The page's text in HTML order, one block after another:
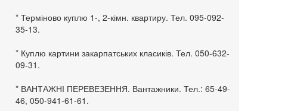
* Терміново куплю 1-, 2-кімн. квартиру. Тел. 095-092-
35-13.
* Куплю картини закарпатських класиків. Тел. 050-632-
09-31.
* ВАНТАЖНІ ПЕРЕВЕЗЕННЯ. Вантажники. Тел.: 65-49-
46, 050-941-61-61.